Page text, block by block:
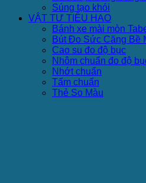
Súng tạo khói
VẬT TƯ TIÊU HAO
Bánh xe mài mòn
Bút Đo Sức Căng Bề
Cao su đo độ bục
Nhôm chuẩn đo độ
Nhớt chuẩn
Tấm chuẩn
Thẻ So Màu